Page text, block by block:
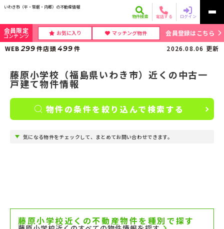
いわき市（平・常磐・内郷）の不動産情報
物件検索
電話する ログイン
会員限定
コンテンツ お気に入り マッチング物件
会員登録はこちら
WEB 299件店頭499 件 2026.08.06 更新
藤原小学校（福島県いわき市）近くの中古一
戸建て物件情報
物件の条件を絞り込んで検索する
気になる物件をチェックして、まとめてお問い合わせできます。
藤原小学校近くの不動産物件を種別で探す